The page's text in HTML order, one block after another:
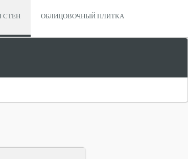
СТЕН ОБЛИЦОВОЧНЫЙ ПЛИТКА